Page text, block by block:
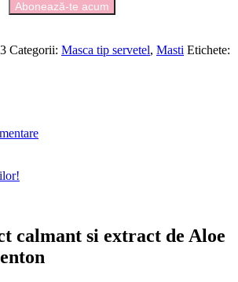
Categorii: Masca tip servetel, Masti Etichete:
calmant si extract de Aloe